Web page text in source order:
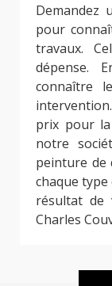
Demandez
pour
travaux.
dépense.
connaître
prix pour
notre
peinture de
chaque
résultat de
Charles